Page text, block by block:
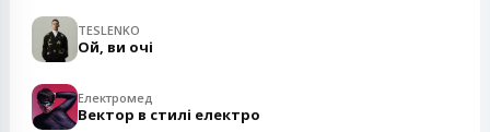
TESLENKO
Ой, ви очі
Електромед
Вектор в стилі електро